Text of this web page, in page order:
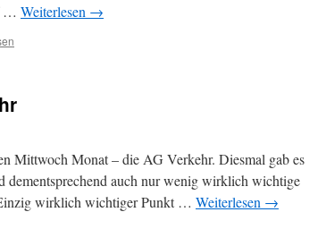
… Weiterlesen →
Mittwoch Monat – die AG Verkehr. Diesmal gab es
dementsprechend auch nur wenig wirklich wichtige
wirklich wichtiger Punkt … Weiterlesen →